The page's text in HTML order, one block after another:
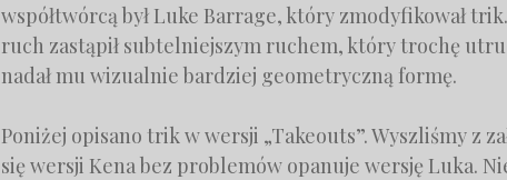
współtwórcą był Luke Barrage, który zmodyfikował
ruch zastąpił subtelniejszym ruchem, który trochę
nadał mu wizualnie bardziej geometryczną formę.
Poniżej opisano trik w wersji „Takeouts”. Wyszliśmy z
się wersji Kena bez problemów opanuje wersję Luka.